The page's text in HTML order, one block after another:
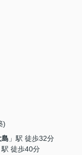
)
」駅 徒歩32分
駅 徒歩40分